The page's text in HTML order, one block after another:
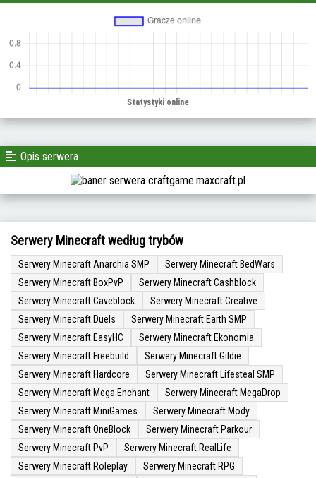
Opis serwera
Serwery Minecraft według trybów
Serwery Minecraft Anarchia SMP
Serwery Minecraft BedWars
Serwery Minecraft BoxPvP
Serwery Minecraft Cashblock
Serwery Minecraft Caveblock
Serwery Minecraft Creative
Serwery Minecraft Duels
Serwery Minecraft Earth SMP
Serwery Minecraft EasyHC
Serwery Minecraft Ekonomia
Serwery Minecraft Freebuild
Serwery Minecraft Gildie
Serwery Minecraft Hardcore
Serwery Minecraft Lifesteal SMP
Serwery Minecraft Mega Enchant
Serwery Minecraft MegaDrop
Serwery Minecraft MiniGames
Serwery Minecraft Mody
Serwery Minecraft OneBlock
Serwery Minecraft Parkour
Serwery Minecraft PvP
Serwery Minecraft RealLife
Serwery Minecraft Roleplay
Serwery Minecraft RPG